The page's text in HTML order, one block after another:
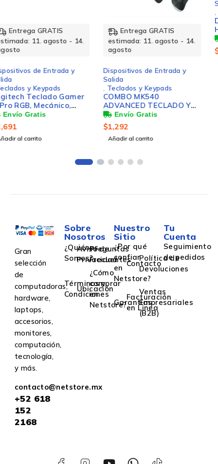
Entrega GRATIS
estimada: 11. agosto - 14.
agosto
Dispositivos de Entrada y
Salida
,Teclados y Keypads
COMBO MK540
ADVANCED TECLADO Y
MOUSE OFRECE
PRECISION, CONFORT Y
FIABILIDAD
$1,292
Añadir al carrito
HDMIUS
$304
Gran
selección
de
computadoras,
hardware,
laptops,
accesorios,
monitores,
computación,
tecnología,
y más.
contacto@netstore.mx
+52 618
152
2168
Sobre
Nosotros
¿Quiénes
Somos?
Aviso de
Privacidad
Preguntas
Frecuentes
Términos y
Condiciones
Ubicación
¿Cómo
comprar
en
Netstore?
Nuestro
Sitio
¿Por qué
confiar
en
Netstore?
Contacto
Política de
Devoluciones
Garantías
Facturación
en Linea
Ventas
Empresariales
(B2B)
Tu
Cuenta
Seguimiento
de pedidos